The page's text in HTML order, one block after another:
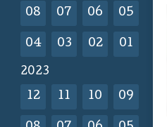
08 07 06 05
04 03 02 01
2023
12 11 10 09